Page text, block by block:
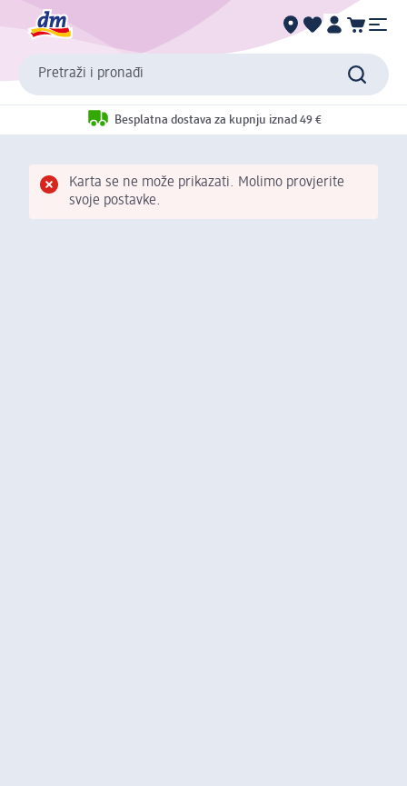
Pretraži i pronađi
Besplatna dostava za kupnju iznad 49 €
Karta se ne može prikazati. Molimo provjerite
svoje postavke.